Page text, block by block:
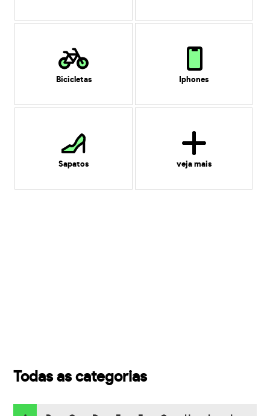
Bicicletas Iphones
Sapatos veja mais
Todas as categorias